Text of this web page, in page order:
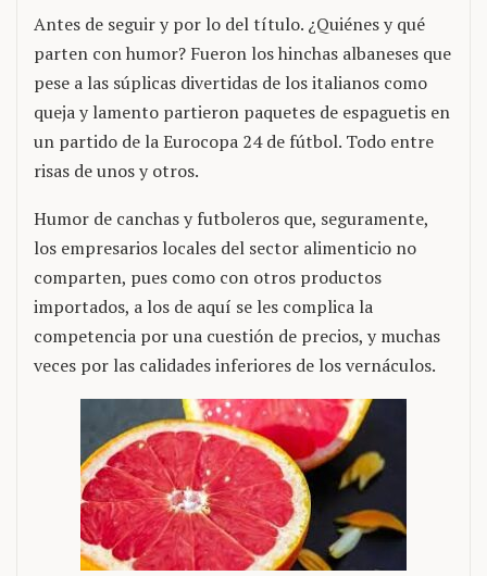
Antes de seguir y por lo del título. ¿Quiénes y qué
parten con humor? Fueron los hinchas albaneses que
pese a las súplicas divertidas de los italianos como
queja y lamento partieron paquetes de espaguetis en
un partido de la Eurocopa 24 de fútbol. Todo entre
risas de unos y otros.
Humor de canchas y futboleros que, seguramente,
los empresarios locales del sector alimenticio no
comparten, pues como con otros productos
importados, a los de aquí se les complica la
competencia por una cuestión de precios, y muchas
veces por las calidades inferiores de los vernáculos.